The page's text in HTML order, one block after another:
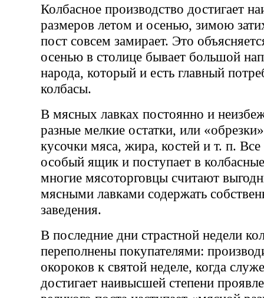
Колбасное производство достигает
размеров летом и осенью, зимою
пост совсем замирает. Это
осенью в столице бывает большой
народа, который и есть главный
колбасы.
В мясных лавках постоянно и
разные мелкие остатки, или
кусочки мяса, жира, костей и т. п. Все
особый ящик и поступает в
многие мясоторговцы считают
мясными лавками содержать
заведения.
В последние дни страстной недели
переполнены покупателями:
окороков к святой неделе, когда
достигает наивысшей степени